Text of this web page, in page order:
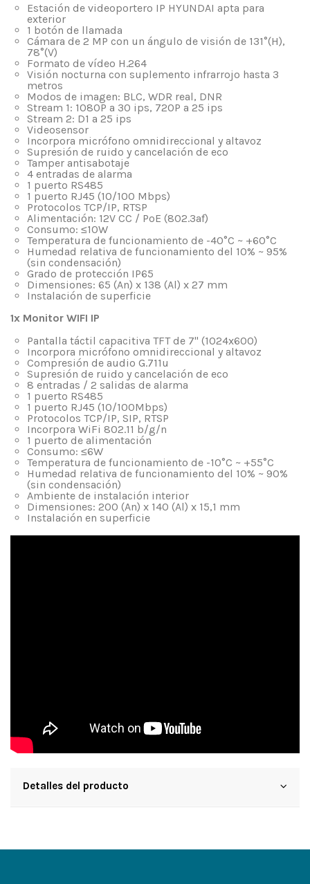
Estación de videoportero IP HYUNDAI apta para
exterior
1 botón de llamada
Cámara de 2 MP con un ángulo de visión de 131°(H),
78°(V)
Formato de vídeo H.264
Visión nocturna con suplemento infrarrojo hasta 3
metros
Modos de imagen: BLC, WDR real, DNR
Stream 1: 1080P a 30 ips, 720P a 25 ips
Stream 2: D1 a 25 ips
Videosensor
Incorpora micrófono omnidireccional y altavoz
Supresión de ruido y cancelación de eco
Tamper antisabotaje
4 entradas de alarma
1 puerto RS485
1 puerto RJ45 (10/100 Mbps)
Protocolos TCP/IP, RTSP
Alimentación: 12V CC / PoE (802.3af)
Consumo: ≤10W
Temperatura de funcionamiento de -40°C ~ +60°C
Humedad relativa de funcionamiento del 10% ~ 95%
(sin condensación)
Grado de protección IP65
Dimensiones: 65 (An) x 138 (Al) x 27 mm
Instalación de superficie
1x Monitor WIFI IP
Pantalla táctil capacitiva TFT de 7" (1024x600)
Incorpora micrófono omnidireccional y altavoz
Compresión de audio G.711u
Supresión de ruido y cancelación de eco
8 entradas / 2 salidas de alarma
1 puerto RS485
1 puerto RJ45 (10/100Mbps)
Protocolos TCP/IP, SIP, RTSP
Incorpora WiFi 802.11 b/g/n
1 puerto de alimentación
Consumo: ≤6W
Temperatura de funcionamiento de -10°C ~ +55°C
Humedad relativa de funcionamiento del 10% ~ 90%
(sin condensación)
Ambiente de instalación interior
Dimensiones: 200 (An) x 140 (Al) x 15,1 mm
Instalación en superficie
Detalles del producto